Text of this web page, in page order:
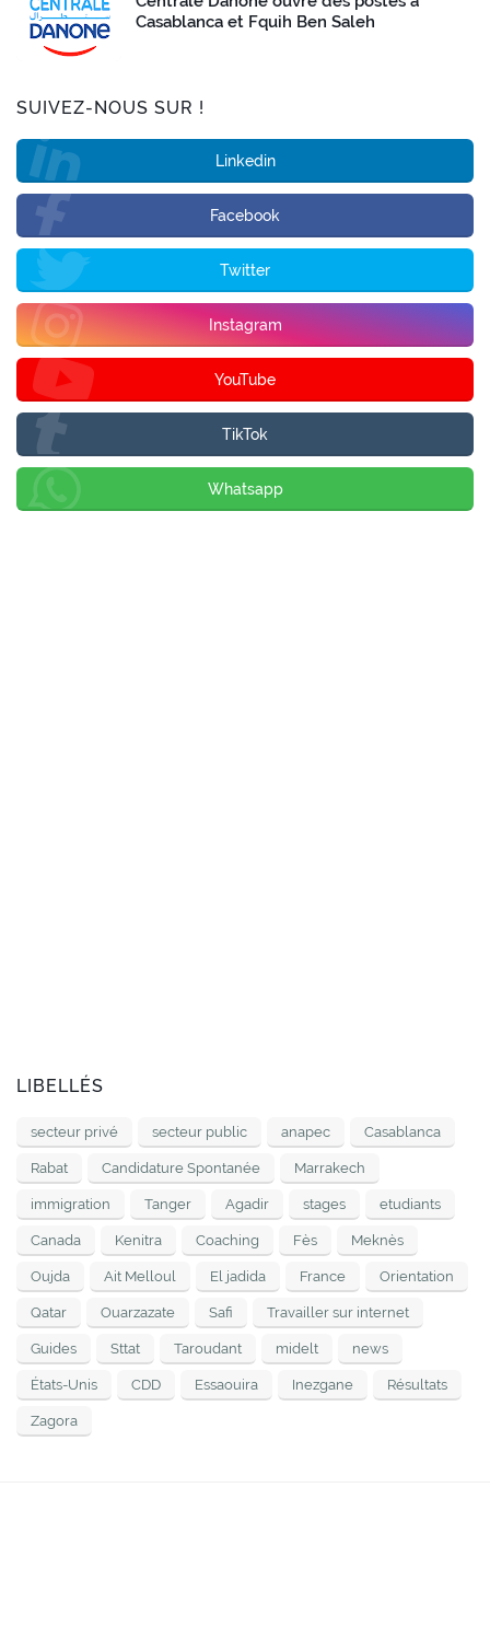
Casablanca et Fquih Ben Saleh
SUIVEZ-NOUS SUR !
Linkedin
Facebook
Twitter
Instagram
YouTube
TikTok
Whatsapp
LIBELLÉS
secteur privé secteur public anapec Casablanca
Rabat Candidature Spontanée Marrakech
immigration Tanger Agadir stages etudiants
Canada Kenitra Coaching Fès Meknès
Oujda Ait Melloul El jadida France Orientation
Qatar Ouarzazate Safi Travailler sur internet
Guides Sttat Taroudant midelt news
États-Unis CDD Essaouira Inezgane Résultats
Zagora